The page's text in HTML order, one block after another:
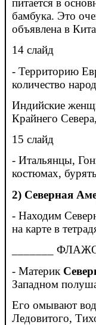
питается в
бамбука. Это
объявлена в
14 слайд
- Территорию
количество
Индийские
Крайнего
15 слайд
- Итальянцы,
костюмах,
2) Северная
- Находим
на карте в
_______
- Материк
Западном
Его омывают
Ледовитого,